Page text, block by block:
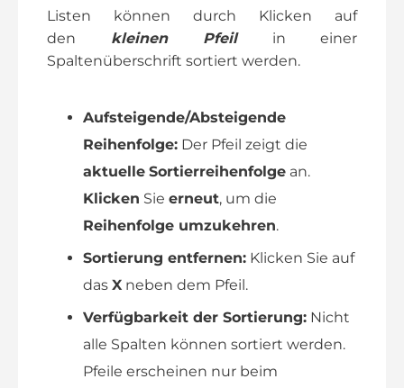
Listen können durch Klicken auf
den kleinen Pfeilin einer
Spaltenüberschrift sortiert werden.
Aufsteigende/Absteigende
Reihenfolge: Der Pfeil zeigt die
aktuelle Sortierreihenfolge an.
Klicken Sie erneut, um die
Reihenfolge umzukehren.
Sortierung entfernen: Klicken Sie auf
das X neben dem Pfeil.
Verfügbarkeit der Sortierung: Nicht
alle Spalten können sortiert werden.
Pfeile erscheinen nur beim